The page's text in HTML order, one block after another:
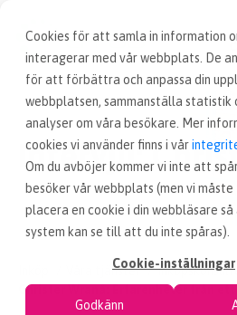
Cookies för att samla in information
interagerar med vår webbplats. De
för att förbättra och anpassa din
webbplatsen, sammanställa statistik
analyser om våra besökare. Mer
cookies vi använder finns i vår
Om du avböjer kommer vi inte att
besöker vår webbplats (men vi
placera en cookie i din webbläsare
system kan se till att du inte spåras).
Cookie-inställningar
Godkänn
KONTAKT
VÅRA TJÄNSTER
LEDIGA INKÖPSJOBB
Intervju:
Våra tjänster
Christer Wranå: Erfarenheter från